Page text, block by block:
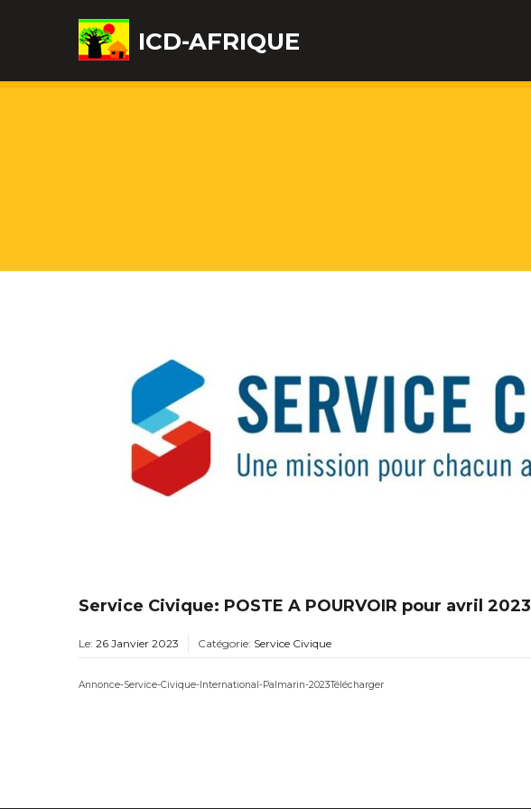
ICD-AFRIQUE
Service Civique: POSTE A POURVOIR pour avril 2023
Le: 26 Janvier 2023 Catégorie: Service Civique
Annonce-Service-Civique-International-Palmarin-2023Télécharger